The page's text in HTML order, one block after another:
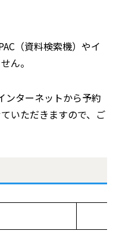
（資料検索機）やイ
ん。
ンターネットから予約
いただきますので、ご